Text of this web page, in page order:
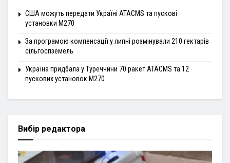
США можуть передати Україні ATACMS та пускові
установки M270
За програмою компенсації у липні розмінували 210 гектарів
сільгоспземель
Україна придбала у Туреччини 70 ракет ATACMS та 12
пускових установок M270
Вибір редактора